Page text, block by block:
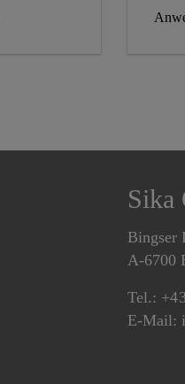
Sika
Bingser
A-6700
Tel.:
E-Mail: